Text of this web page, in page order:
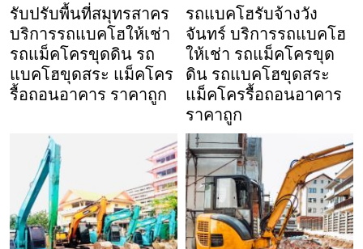
รับปรับพื้นที่สมุทรสาคร
บริการรถแบคโฮให้เช่า
รถแม็คโครขุดดิน รถ
แบคโฮขุดสระ แม็คโคร
รื้อถอนอาคาร ราคาถูก
รถแบคโฮรับจ้างวัง
จันทร์ บริการรถแบคโฮ
ให้เช่า รถแม็คโครขุด
ดิน รถแบคโฮขุดสระ
แม็คโครรื้อถอนอาคาร
ราคาถูก